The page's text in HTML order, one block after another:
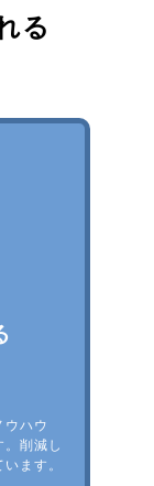
る
ウハウ
削減し
ます。